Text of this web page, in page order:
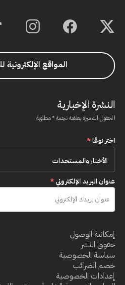
المواقع الإلكترونية
النشرة الإخبارية
الحقول المميزة بعلامة نجمة * مطلوبة
اختر نوعًا*
عنوان البريد الإلكتروني*
إمكانية الوصول
حقوق النشر
سياسة الخصوصية
خصم الضرائب
إعدادات الخصوصية